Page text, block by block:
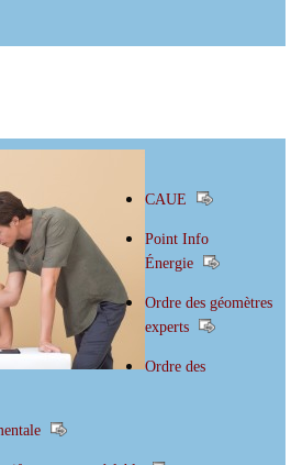
CAUE
Point Info
Énergie
Ordre des géomètres
experts
Ordre des